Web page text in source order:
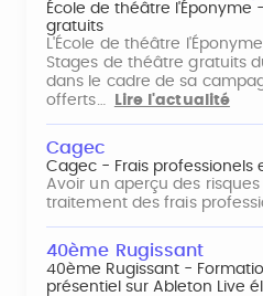
École de théâtre l'Éponyme
gratuits
L'École de théâtre
Stages de théâtre gratuits
dans le cadre de sa
offerts…
Lire l'actualité
Cagec
Cagec - Frais professionels
Avoir un aperçu des
traitement des frais
40ème Rugissant
40ème Rugissant -
présentiel sur Ableton Live